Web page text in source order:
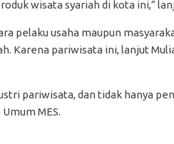
wisata syariah di kota ini,”
pelaku usaha maupun
Karena pariwisata ini, lanjut
pariwisata, dan tidak hanya
MES.